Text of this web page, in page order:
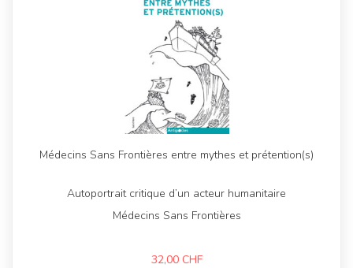
Médecins Sans Frontières entre mythes et prétention(s)
Autoportrait critique d’un acteur humanitaire
Médecins Sans Frontières
32,00 CHF